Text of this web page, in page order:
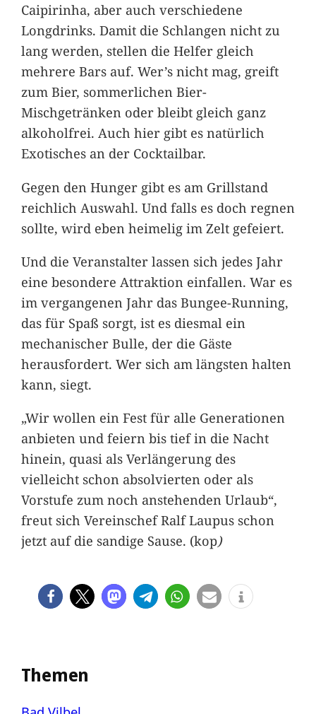
Caipirinha, aber auch verschiedene
Longdrinks. Damit die Schlangen nicht zu
lang werden, stellen die Helfer gleich
mehrere Bars auf. Wer’s nicht mag, greift
zum Bier, sommerlichen Bier-
Mischgetränken oder bleibt gleich ganz
alkoholfrei. Auch hier gibt es natürlich
Exotisches an der Cocktailbar.
Gegen den Hunger gibt es am Grillstand
reichlich Auswahl. Und falls es doch regnen
sollte, wird eben heimelig im Zelt gefeiert.
Und die Veranstalter lassen sich jedes Jahr
eine besondere Attraktion einfallen. War es
im vergangenen Jahr das Bungee-Running,
das für Spaß sorgt, ist es diesmal ein
mechanischer Bulle, der die Gäste
herausfordert. Wer sich am längsten halten
kann, siegt.
„Wir wollen ein Fest für alle Generationen
anbieten und feiern bis tief in die Nacht
hinein, quasi als Verlängerung des
vielleicht schon absolvierten oder als
Vorstufe zum noch anstehenden Urlaub“,
freut sich Vereinschef Ralf Laupus schon
jetzt auf die sandige Sause. (kop)
Themen